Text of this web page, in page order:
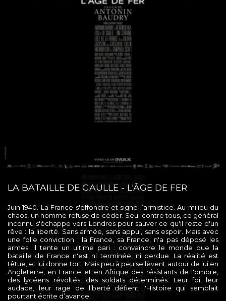
LA BATAILLE DE GAULLE - L'ÂGE DE FER
Juin 1940. La France s'effondre et signe l’armistice. Au milieu du
chaos, un homme refuse de céder. Seul contre tous, ce général
inconnu s'échappe vers Londres pour sauver ce qu'il reste d'un
rêve : la liberté. Sans armée, sans appui, sans espoir. Mais avec
une folle conviction : la France, sa France, n'a pas déposé les
armes. Il tente un ultime pari : convaincre le monde que la
bataille de France n'est ni terminée, ni perdue. La réalité est
têtue, et lui donne tort. Mais peu à peu se lèvent autour de lui en
Angleterre, en France et en Afrique des résistants de l'ombre,
des lycéens révoltés, des soldats déterminés. Leur foi, leur
audace, leur rage de liberté défient l'Histoire qui semblait
pourtant écrite d’avance.